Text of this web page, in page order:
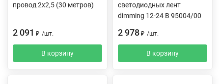
провод 2х2,5 (30 метров)
2 091 ₽ /шт.
В корзину
светодиодных лент
dimming 12-24 В 95004/00
2 978 ₽ /шт.
В корзину